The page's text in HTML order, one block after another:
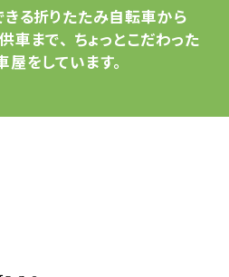
る折りたたみ自転車から
車まで、 ちょっとこだわった
をしています。